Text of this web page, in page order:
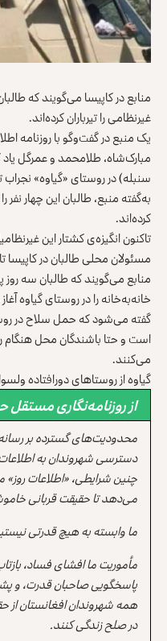
منابع در کاپیسا می‌گویند که
غیرنظامی را تیرباران کرده‌اند.
یک منبع در گفت‌وگو با روزنامه
سنبله) در روستای «گیاوه» نجراب
به‌گفته منبع، طالبان این چهار نفر
کرده‌اند.
تاکنون انگیزه‌‌ی کشتار این
مسئولان محلی طالبان در کاپیسا
منابع می‌گویند که طالبان سه
خانه‌به‌خانه را در روستای گیاوه
گفته می‌شود که حمل سلاح در
است و حتا باشندگان محل
می‌کنند.
گیاوه از روستاهای دورافتاده
از روزنامه‌نگاری
محدودیت‌های گسترده بر
دسترسی شهروندان به
چنین شرایطی، «اطلاعات روز»
می‌دهد تا حقیقت قربانی
ما وابسته به هیچ قدرتی
مأموریت ما افشای فساد،
پاسخگویی صاحبان قدرت، و
همه شهروندان افغانستان از
در صلح زندگی کنند.